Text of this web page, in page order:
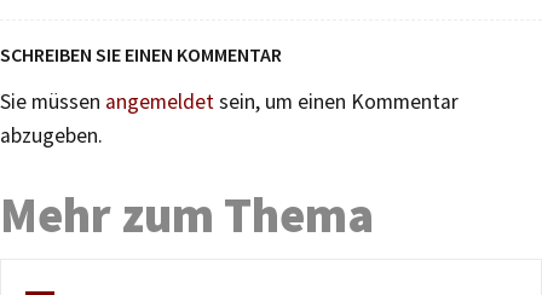
SCHREIBEN SIE EINEN KOMMENTAR
Sie müssen angemeldetsein, um einen Kommentar
abzugeben.
Mehr zum Thema